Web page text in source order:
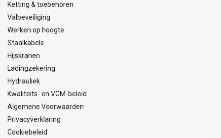
Ketting & toebehoren
Valbeveiliging
Werken op hoogte
Staalkabels
Hijskranen
Ladingzekering
Hydrauliek
Kwaliteits- en VGM-beleid
Algemene Voorwaarden
Privacyverklaring
Cookiebeleid